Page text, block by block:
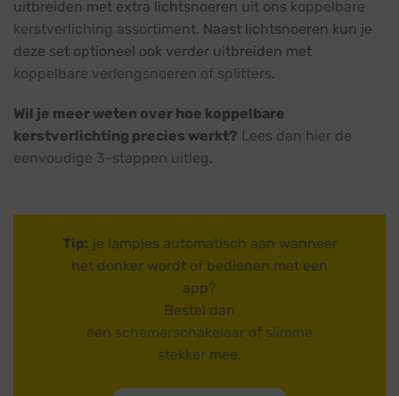
uitbreiden met extra lichtsnoeren uit ons koppelbare
kerstverliching assortiment. Naast lichtsnoeren kun je
deze set optioneel ook verder uitbreiden met
koppelbare verlengsnoeren of splitters.
Wil je meer weten over hoe koppelbare
kerstverlichting precies werkt? Lees dan hier de
eenvoudige 3-stappen uitleg.
Tip: je lampjes automatisch aan wanneer
het donker wordt of bedienen met een
app?
Bestel dan
een schemerschakelaar of slimme
stekker mee.